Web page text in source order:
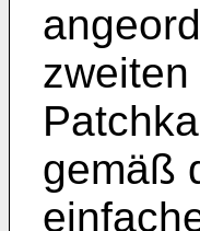
gemäß